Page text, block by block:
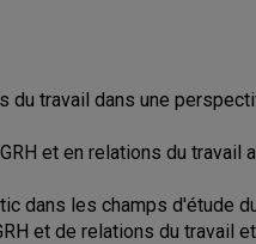
du travail dans une
et en relations du travail
dans les champs d'étude
et de relations du travail